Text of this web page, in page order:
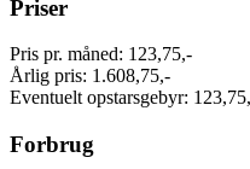
Priser
Pris pr. måned: 123,75,-
Årlig pris: 1.608,75,-
Eventuelt opstarsgebyr:
Forbrug